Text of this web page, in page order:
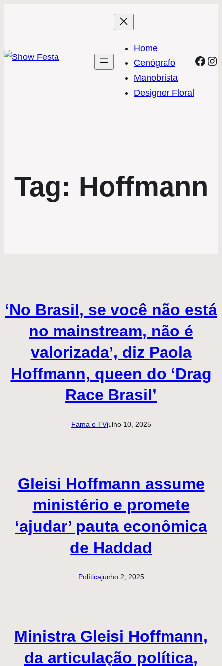
Home
Cenógrafo
Manobrista
Designer Floral
Tag: Hoffmann
‘No Brasil, se você não está
no mainstream, não é
valorizada’, diz Paola
Hoffmann, queen do ‘Drag
Race Brasil’
Fama e TVjulho 10, 2025
Gleisi Hoffmann assume
ministério e promete
‘ajudar’ pauta econômica
de Haddad
Políticajunho 2, 2025
Ministra Gleisi Hoffmann,
da articulação política,